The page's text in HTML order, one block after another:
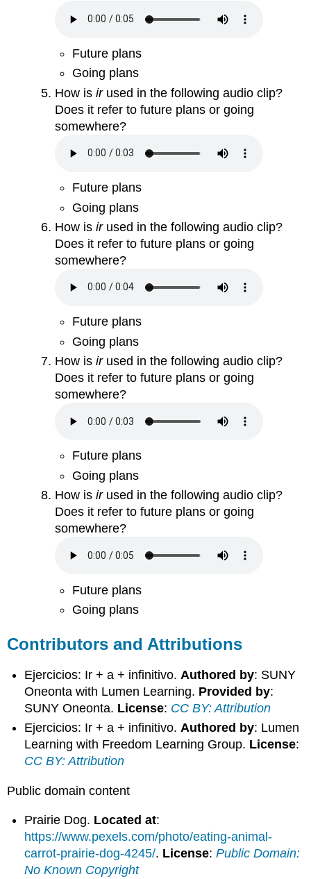
Future plans
Going plans
How isirused in the following audio clip?
Does it refer to future plans or going
somewhere?
Future plans
Going plans
How isirused in the following audio clip?
Does it refer to future plans or going
somewhere?
Future plans
Going plans
How isirused in the following audio clip?
Does it refer to future plans or going
somewhere?
Future plans
Going plans
How isirused in the following audio clip?
Does it refer to future plans or going
somewhere?
Future plans
Going plans
Contributors and Attributions
Ejercicios: Ir + a + infinitivo. Authored by: SUNY
Oneonta with Lumen Learning. Provided by:
SUNY Oneonta. License: CC BY: Attribution
Ejercicios: Ir + a + infinitivo.Authored by: Lumen
Learning with Freedom Learning Group. License:
CC BY: Attribution
Public domain content
Prairie Dog. Located at:
https://www.pexels.com/photo/eating-animal-
carrot-prairie-dog-4245/. License:Public Domain:
No Known Copyright